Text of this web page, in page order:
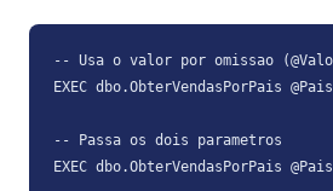
-- Usa o valor por omissao
EXEC dbo.ObterVendasPorPais
-- Passa os dois parametros
EXEC dbo.ObterVendasPorPais